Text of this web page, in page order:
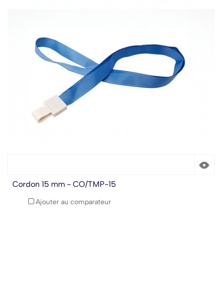
Cordon 15 mm - CO/TMP-15
Ajouter au comparateur